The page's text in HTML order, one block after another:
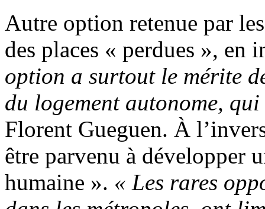
Autre option retenue par
des places « perdues »,
option a surtout le mérite
du logement autonome,
Florent Gueguen. À
être parvenu à développer
humaine ». « Les rares